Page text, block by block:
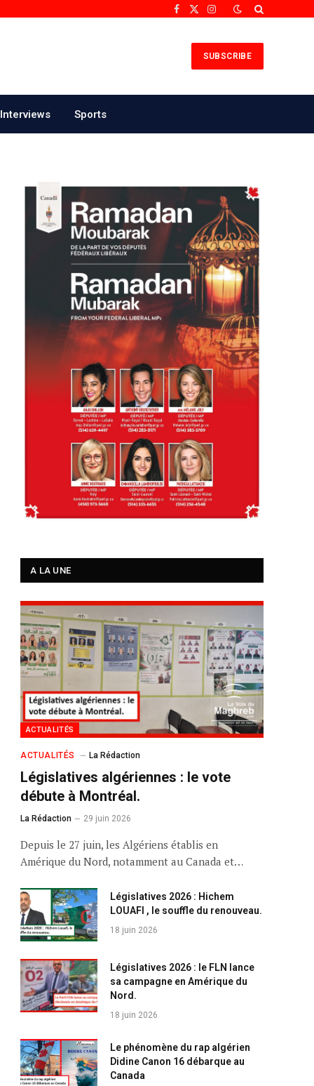
Facebook
X
Instagram
SUBSCRIBE
Interviews Sports
A LA UNE
ACTUALITÉS
ACTUALITÉS La Rédaction
Législatives algériennes : le vote
débute à Montréal.
La Rédaction 29 juin 2026
Depuis le 27 juin, les Algériens établis en
Amérique du Nord, notamment au Canada et…
Législatives 2026 : Hichem
LOUAFI , le souffle du renouveau.
18 juin 2026
Législatives 2026 : le FLN lance
sa campagne en Amérique du
Nord.
18 juin 2026
Le phénomène du rap algérien
Didine Canon 16 débarque au
Canada